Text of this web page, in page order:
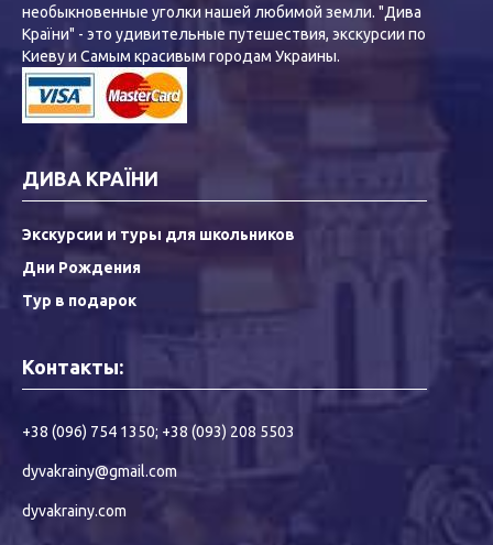
необыкновенные уголки нашей любимой земли. "Дива
Країни" - это удивительные путешествия, экскурсии по
Киеву и Самым красивым городам Украины.
ДИВА КРАЇНИ
Экскурсии и туры для школьников
Дни Рождения
Тур в подарок
Контакты:
+38 (096) 754 1350; +38 (093) 208 5503
dyvakrainy@gmail.com
dyvakrainy.com